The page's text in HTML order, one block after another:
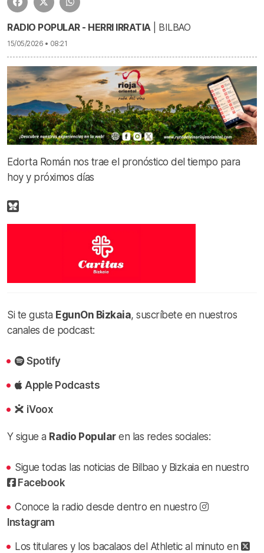
RADIO POPULAR - HERRI IRRATIA| BILBAO
15/05/2026 • 08:21
Edorta Román nos trae el pronóstico del tiempo para
hoy y próximos días
Si te gusta EgunOn Bizkaia, suscríbete en nuestros
canales de podcast:
Spotify
Apple Podcasts
iVoox
Y sigue a Radio Popularen las redes sociales:
Sigue todas las noticias de Bilbao y Bizkaia en nuestro
Facebook
Conoce la radio desde dentro en nuestro
Instagram
Los titulares y los bacalaos del Athletic al minuto en